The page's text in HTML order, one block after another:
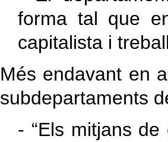
forma tal que
capitalista i
Més endavant en
subdepartaments
- “Els mitjans